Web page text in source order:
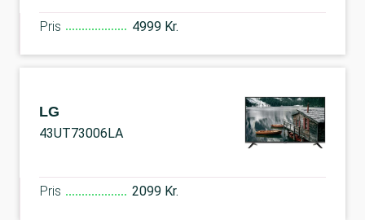
Pris 4999 Kr.
LG
43UT73006LA
Pris 2099 Kr.